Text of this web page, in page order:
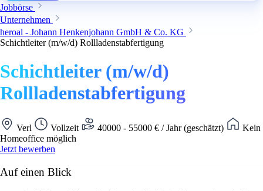
Jobbörse
Unternehmen
heroal - Johann Henkenjohann GmbH & Co. KG
Schichtleiter (m/w/d) Rollladenstabfertigung
Schichtleiter (m/w/d)
Rollladenstabfertigung
Verl Vollzeit 40000 - 55000 € / Jahr (geschätzt)
Kein
Homeoffice möglich
Jetzt bewerben
Auf einen Blick